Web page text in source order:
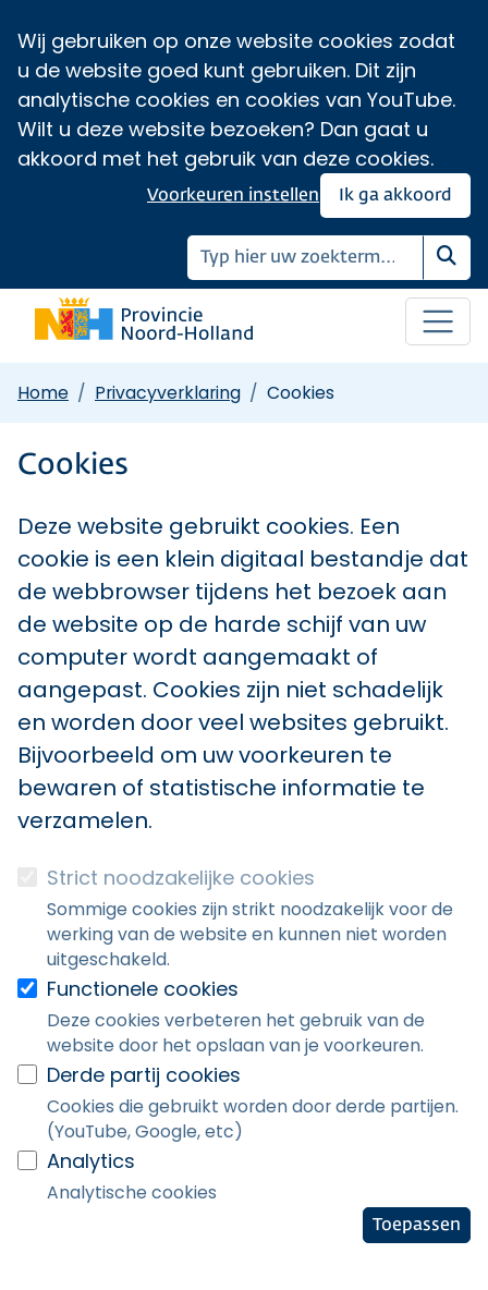
Wij gebruiken op onze website cookies zodat
u de website goed kunt gebruiken. Dit zijn
analytische cookies en cookies van YouTube.
Wilt u deze website bezoeken? Dan gaat u
akkoord met het gebruik van deze cookies.
Ik ga akkoord
Voorkeuren instellen
Home Privacyverklaring Cookies
Cookies
Deze website gebruikt cookies. Een
cookie is een klein digitaal bestandje dat
de webbrowser tijdens het bezoek aan
de website op de harde schijf van uw
computer wordt aangemaakt of
aangepast. Cookies zijn niet schadelijk
en worden door veel websites gebruikt.
Bijvoorbeeld om uw voorkeuren te
bewaren of statistische informatie te
verzamelen.
Strict noodzakelijke cookies
Sommige cookies zijn strikt noodzakelijk voor de
werking van de website en kunnen niet worden
uitgeschakeld.
Functionele cookies
Deze cookies verbeteren het gebruik van de
website door het opslaan van je voorkeuren.
Derde partij cookies
Cookies die gebruikt worden door derde partijen.
(YouTube, Google, etc)
Analytics
Analytische cookies
Toepassen